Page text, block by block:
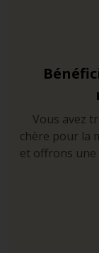
Vous avez
chère pour la
et offrons une